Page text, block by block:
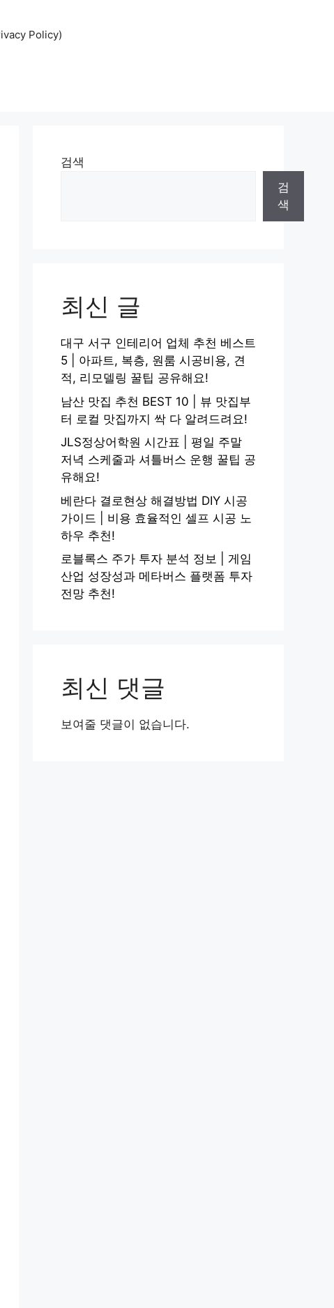
Policy)
검색
검
색
최신 글
대구 서구 인테리어 업체 추천 베스트
5 | 아파트, 복층, 원룸 시공비용, 견
적, 리모델링 꿀팁 공유해요!
남산 맛집 추천 BEST 10 | 뷰 맛집부
터 로컬 맛집까지 싹 다 알려드려요!
JLS정상어학원 시간표 | 평일 주말
저녁 스케줄과 셔틀버스 운행 꿀팁 공
유해요!
베란다 결로현상 해결방법 DIY 시공
가이드 | 비용 효율적인 셀프 시공 노
하우 추천!
로블록스 주가 투자 분석 정보 | 게임
산업 성장성과 메타버스 플랫폼 투자
전망 추천!
최신 댓글
보여줄 댓글이 없습니다.